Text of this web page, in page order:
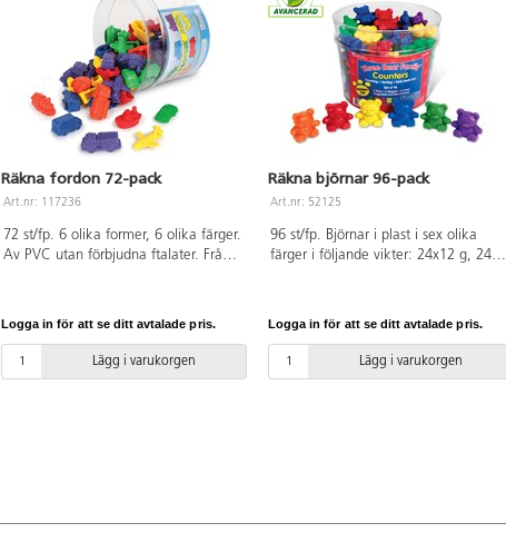
Räkna fordon 72-pack
Art.nr: 117236
72 st/fp. 6 olika former, 6 olika färger.
Av PVC utan förbjudna ftalater. Från
Logga in för att se ditt avtalade pris.
Lägg i varukorgen
Räkna björnar 96-pack
Art.nr: 52125
96 st/fp. Björnar i plast i sex olika
färger i följande vikter: 24x12 g, 24x8
Logga in för att se ditt avtalade pris.
Lägg i varukorgen